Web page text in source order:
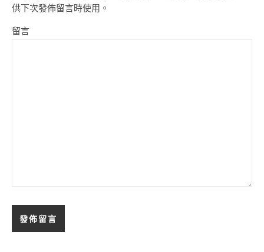
供下次發佈留言時使用。
留言